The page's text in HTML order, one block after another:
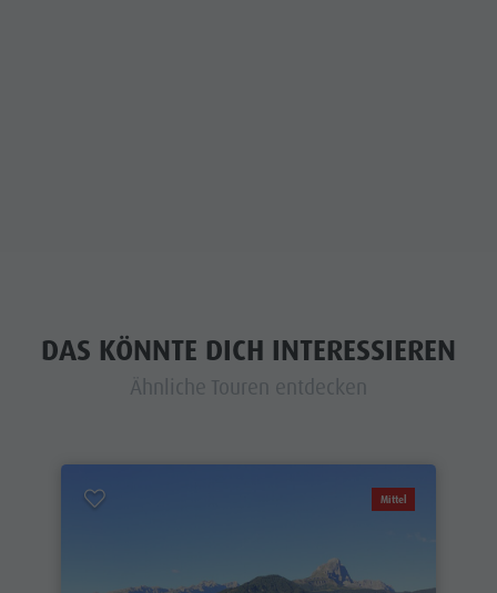
DAS KÖNNTE DICH INTERESSIEREN
Ähnliche Touren entdecken
Mittel